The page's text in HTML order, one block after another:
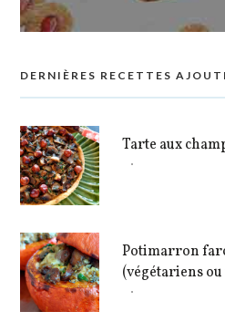
DERNIÈRES RECETTES
Tarte aux
Potimarron
(végétariens